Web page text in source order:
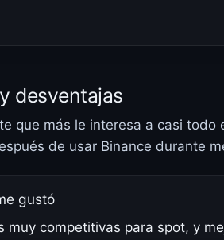
desventajas
que más le interesa a casi todo
de usar Binance durante
gustó
muy competitivas para spot, y